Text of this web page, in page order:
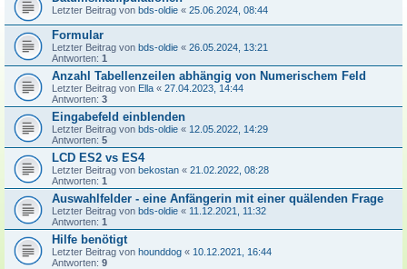
Letzter Beitrag von bds-oldie « 25.06.2024, 08:44
Formular
Letzter Beitrag von bds-oldie « 26.05.2024, 13:21
Antworten: 1
Anzahl Tabellenzeilen abhängig von Numerischem Feld
Letzter Beitrag von Ella « 27.04.2023, 14:44
Antworten: 3
Eingabefeld einblenden
Letzter Beitrag von bds-oldie « 12.05.2022, 14:29
Antworten: 5
LCD ES2 vs ES4
Letzter Beitrag von bekostan « 21.02.2022, 08:28
Antworten: 1
Auswahlfelder - eine Anfängerin mit einer quälenden Frage
Letzter Beitrag von bds-oldie « 11.12.2021, 11:32
Antworten: 1
Hilfe benötigt
Letzter Beitrag von hounddog « 10.12.2021, 16:44
Antworten: 9